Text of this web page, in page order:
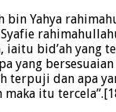
bin Yahya
iaitu bid’ah yang
yang
terpuji dan apa
maka itu